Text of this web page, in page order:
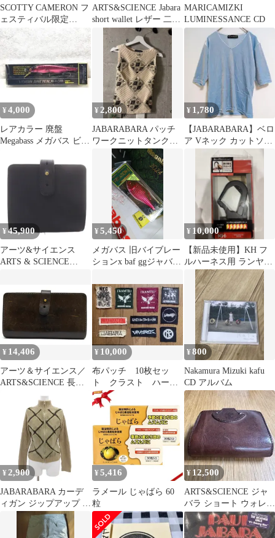
SCOTTY CAMERON フ
ェスティバル限定
JABARA マレット型
ARTS&SCIENCE Jabara
short wallet レザー 二つ
折り財布 キャメル レデ
ィース アーツ&サイエ
ンス【中古】6-0713G◎
MARICAMIZKI
LUMINESSANCE CD
¥ 4,000
レアカラー 廃盤
Megabass メガバス ビジ
ート
¥ 2,800
JABARABARA パッチ
ワークニットタンクト
¥ 1,780
【JABARABARA】ベロ
ア Vネック カットソー
¥ 45,900
アーツ&サイエンス
ARTS & SCIENCE
ット 二つ折り レザー
ブラック /YO31
¥5,450
メガバス 旧バイブレー
ションx baf ggジャバラ
¥ 10,000
【新品未使用】KH フ
ルハーネス用 ランヤー
ド じゃばら 170cm 安全
¥ 14,406
アーツ＆サイエンス／
ARTS&SCIENCE 長財
布 財布 ウォレット レ
ディース 女性 女性用レ
ザー 革 本革 ダークブ
ラウン 茶 ブラウン
063W002 896-78-009
Jabara long wallet ジャバ
ラロングウォレット ジ
ャバラ 蛇
¥ 10,000
布パッチ 10枚セッ
ト クラスト ハード
コア パンク グライ
ンド
¥800
Nakamura Mizuki kafu
CD アルバム
¥ 2,900
JABARABARA カーデ
ィガン ジップアップ M
ベージュ ダイヤ柄 スタ
ンドカラー 長袖 /NL
¥ 5,416
ラメール じゃばら 60
粒
¥ 12,500
ARTS&SCIENCE ジャ
バラ ショート ウォレッ
ト ブラウン A&S